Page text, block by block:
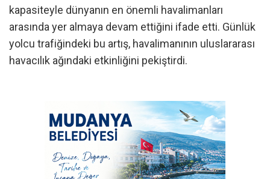
kapasiteyle dünyanın en önemli havalimanları
arasında yer almaya devam ettiğini ifade etti. Günlük
yolcu trafiğindeki bu artış, havalimanının uluslararası
havacılık ağındaki etkinliğini pekiştirdi.